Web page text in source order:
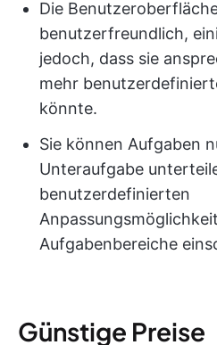
Die
benutzerfreundlich,
jedoch, dass sie
mehr
könnte.
Sie können Aufgaben
Unteraufgabe
benutzerdefinierten
Aufgabenbereiche
Günstige Preise